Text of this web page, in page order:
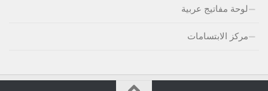
لوحة مفاتيج عربية
مركز الابتسامات